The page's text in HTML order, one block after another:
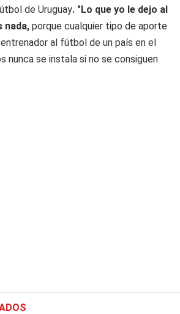
de Uruguay. "Lo que yo le dejo al
nada, porque cualquier tipo de aporte
al fútbol de un país en el
nunca se instala si no se consiguen